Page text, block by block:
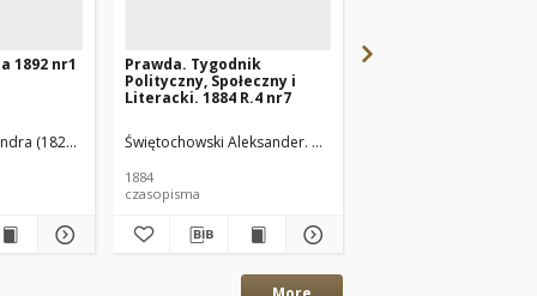
Red.
1892 nr1
(1828-1898). Wyd.
Prawda. Tygodnik
Polityczny, Społeczny i
Literacki. 1884 R.4 nr7
Świętochowski Aleksander. Wyd.
1884
czasopisma